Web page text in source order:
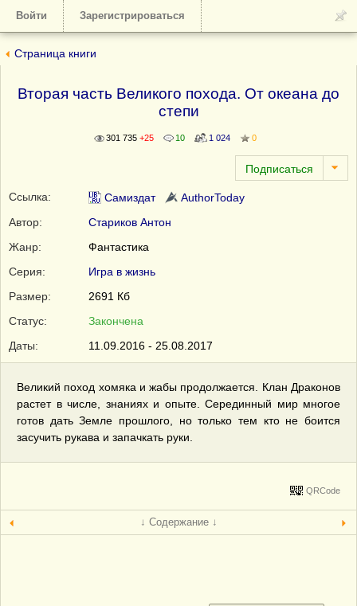
Войти Зарегистрироваться
Страница книги
Вторая часть Великого похода. От океана до
степи
301 735 +25 10 1 024 0
Ссылка: Самиздат
AuthorToday
Автор:
Стариков Антон
Жанр:
Фантастика
Серия:
Игра в жизнь
Размер:
2691 Кб
Статус:
Закончена
Даты:
11.09.2016 - 25.08.2017
Великий поход хомяка и жабы продолжается. Клан Драконов
растет в числе, знаниях и опыте. Серединный мир многое
готов дать Земле прошлого, но только тем кто не боится
засучить рукава и запачкать руки.
QRCode
↓ Содержание ↓